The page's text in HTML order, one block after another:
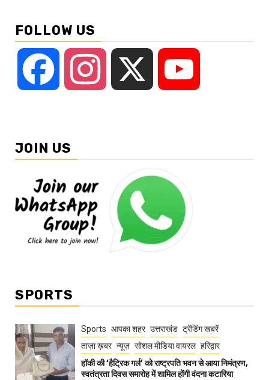
FOLLOW US
Facebook Instagram
JOIN US
SPORTS
Sports आपका शहर उत्तराखंड ट्रेंडिंग खबरें
ताज़ा ख़बर न्यूज़ सोशल मीडिया वायरल हरिद्वार
हॉकी की ‘हैट्रिक गर्ल’ को राष्ट्रपति भवन से आया निमंत्रण,
स्वतंत्रता दिवस समारोह में शामिल होंगी वंदना कटारिया